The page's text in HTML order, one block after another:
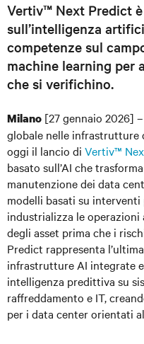
Vertiv™ Next Predict
sull’intelligenza
competenze sul
machine learning per
che si verifichino.
Milano [27 gennaio 2026]
globale nelle infrastrutture
oggi il lancio di Vertiv™
basato sull’AI che
manutenzione dei data
modelli basati su
industrializza le
degli asset prima che i
Predict rappresenta
infrastrutture AI integrate
intelligenza predittiva su
raffreddamento e IT,
per i data center orientati